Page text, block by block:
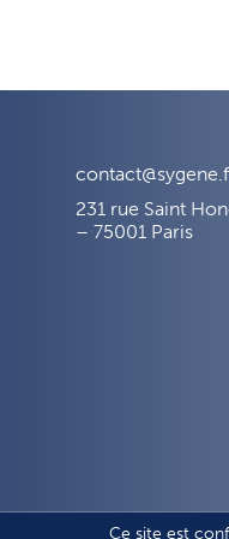
231 rue Saint
– 75001 Paris
Ce site est